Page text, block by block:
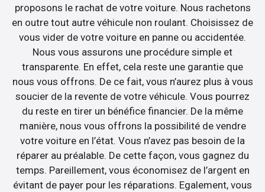
proposons le rachat de votre voiture. Nous rachetons
en outre tout autre véhicule non roulant. Choisissez de
vous vider de votre voiture en panne ou accidentée.
Nous vous assurons une procédure simple et
transparente. En effet, cela reste une garantie que
nous vous offrons. De ce fait, vous n’aurez plus à vous
soucier de la revente de votre véhicule. Vous pourrez
du reste en tirer un bénéfice financier. De la même
manière, nous vous offrons la possibilité de vendre
votre voiture en l’état. Vous n’avez pas besoin de la
réparer au préalable. De cette façon, vous gagnez du
temps. Pareillement, vous économisez de l’argent en
évitant de payer pour les réparations. Egalement, vous